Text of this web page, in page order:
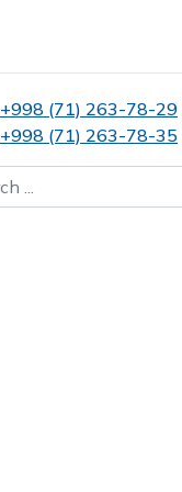
+998 (71) 263-78-29
+998 (71) 263-78-35